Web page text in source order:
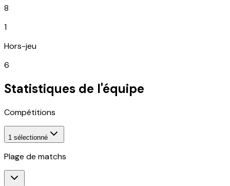
8
1
Hors-jeu
6
Statistiques de l'équipe
Compétitions
1 sélectionné
Plage de matchs